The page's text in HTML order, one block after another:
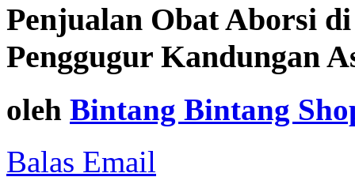
Penjualan Obat Aborsi
Penggugur Kandungan
oleh Bintang Bintang
Balas Email